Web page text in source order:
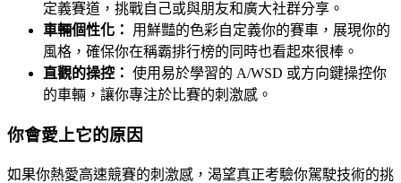
定義賽道，挑戰自己或與朋友和廣大社群分享。
車輛個性化：
用鮮豔的色彩自定義你的賽車，展現你的
風格，確保你在稱霸排行榜的同時也看起來很棒。
直觀的操控： 使用易於學習的 A/WSD 或方向鍵操控你
的車輛，讓你專注於比賽的刺激感。
你會愛上它的原因
如果你熱愛高速競賽的刺激感，渴望真正考驗你駕駛技術的挑